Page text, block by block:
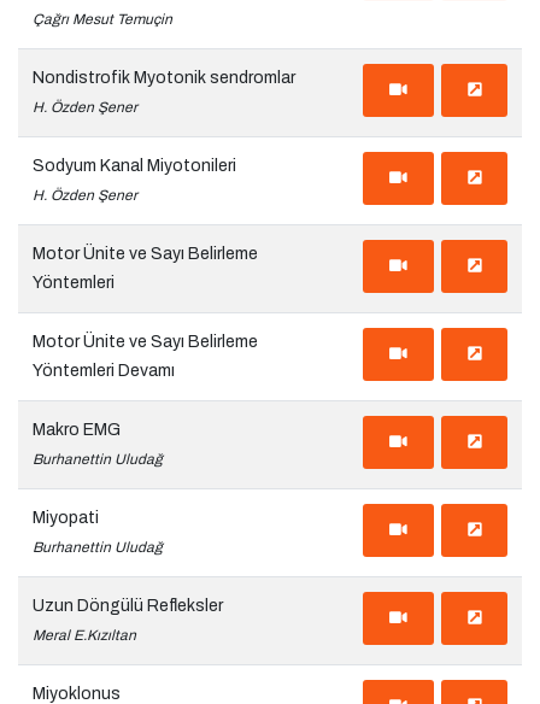
Çağrı Mesut Temuçin
Nondistrofik Myotonik sendromlar
H. Özden Şener
Sodyum Kanal Miyotonileri
H. Özden Şener
Motor Ünite ve Sayı Belirleme
Yöntemleri
Motor Ünite ve Sayı Belirleme
Yöntemleri Devamı
Makro EMG
Burhanettin Uludağ
Miyopati
Burhanettin Uludağ
Uzun Döngülü Refleksler
Meral E.Kızıltan
Miyoklonus